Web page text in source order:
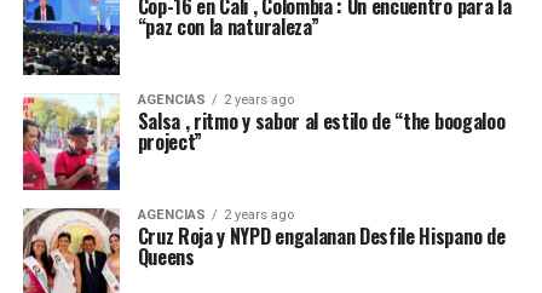
Cop-16 en Cali , Colombia : Un encuentro para la
“paz con la naturaleza”
AGENCIAS 2 years ago
Salsa , ritmo y sabor al estilo de “the boogaloo
project”
AGENCIAS 2 years ago
Cruz Roja y NYPD engalanan Desfile Hispano de
Queens